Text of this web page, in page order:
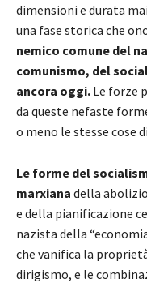
dimensioni e durata
una fase storica che
nemico comune del
comunismo, del
ancora oggi. Le forze
da queste nefaste
o meno le stesse cose
Le forme del
marxiana della
e della pianificazione
nazista della
che vanifica la
dirigismo, e le